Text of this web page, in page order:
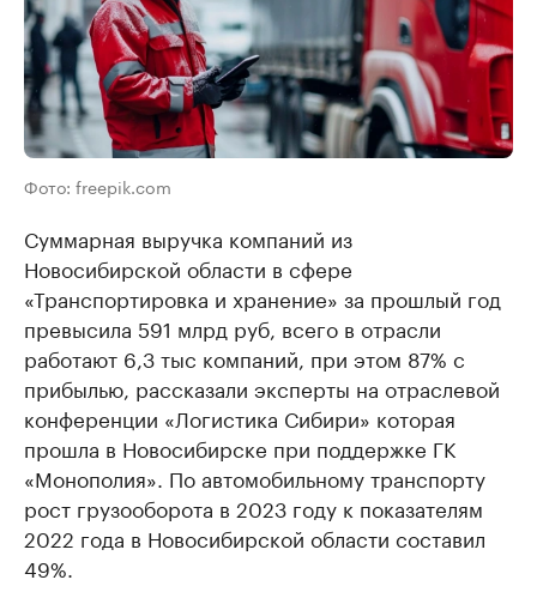
Фото: freepik.com
Суммарная выручка компаний из
Новосибирской области в сфере
«Транспортировка и хранение» за прошлый год
превысила 591 млрд руб, всего в отрасли
работают 6,3 тыс компаний, при этом 87% с
прибылью, рассказали эксперты на отраслевой
конференции «Логистика Сибири» которая
прошла в Новосибирске при поддержке ГК
«Монополия». По автомобильному транспорту
рост грузооборота в 2023 году к показателям
2022 года в Новосибирской области составил
49%.